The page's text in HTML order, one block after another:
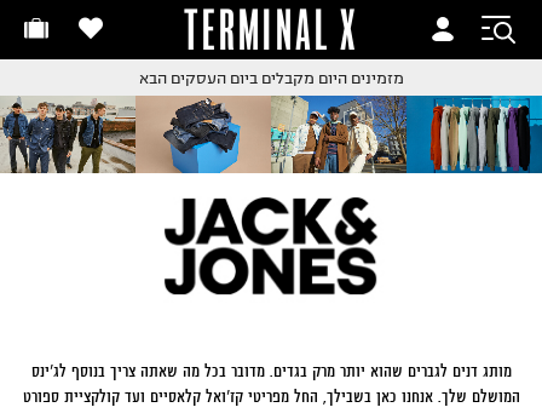
TERMINAL X
מקבלים ביום העסקים הבא
החלפות והחזרות בקליק
עם שליח עד הבית!
החלפות והחזרות בקליקעם שליח עד הבית!
מותג דנים לגברים שהוא יותר מרק בגדים. מדובר בכל מה שאתה צריך בנוסף לג'ינס
המושלם שלך. אנחנו כאן בשבילך, החל מפריטי קז'ואל קלאסיים ועד קולקציית ספורט